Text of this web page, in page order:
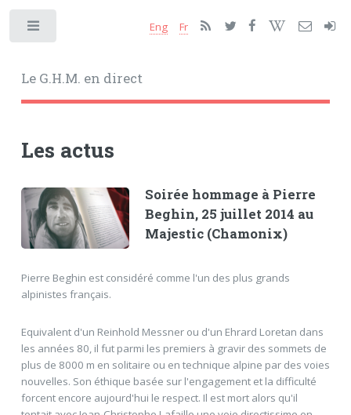
Le G.H.M. en direct
Eng Fr
Les actus
Soirée hommage à Pierre
Beghin, 25 juillet 2014 au
Majestic (Chamonix)
Pierre Beghin est considéré comme l'un des plus grands
alpinistes français.
Equivalent d'un Reinhold Messner ou d'un Ehrard Loretan dans
les années 80, il fut parmi les premiers à gravir des sommets de
plus de 8000 m en solitaire ou en technique alpine par des voies
nouvelles. Son éthique basée sur l'engagement et la difficulté
forcent encore aujourd'hui le respect. Il est mort alors qu'il